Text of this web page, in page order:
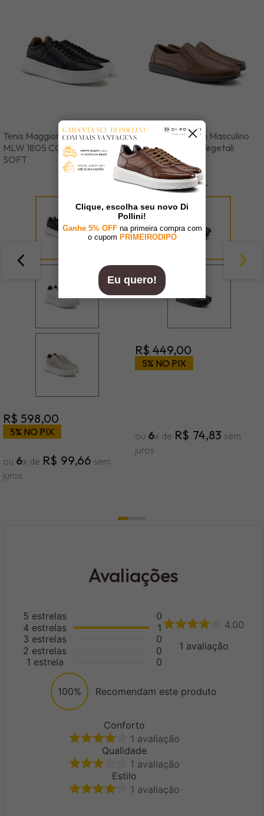
Tenis Maggiore Masculino
MLW 1805 COURO NEW
SOFT
R$ 598,00
5% NO PIX
ou 6x de R$ 99,66 sem
juros
Sapato Mocassim Masculino
em Couro Napa Vegetali
JCL 11029
Cor
R$ 449,00
5% NO PIX
ou 6x de R$ 74,83 sem
juros
Avaliações
5 estrelas
4 estrelas
3 estrelas
2 estrelas
1 estrela
0
1
0
0
0
4.00
1 avaliação
100% Recomendam este produto
Conforto
1 avaliação
Qualidade
1 avaliação
Estilo
1 avaliação